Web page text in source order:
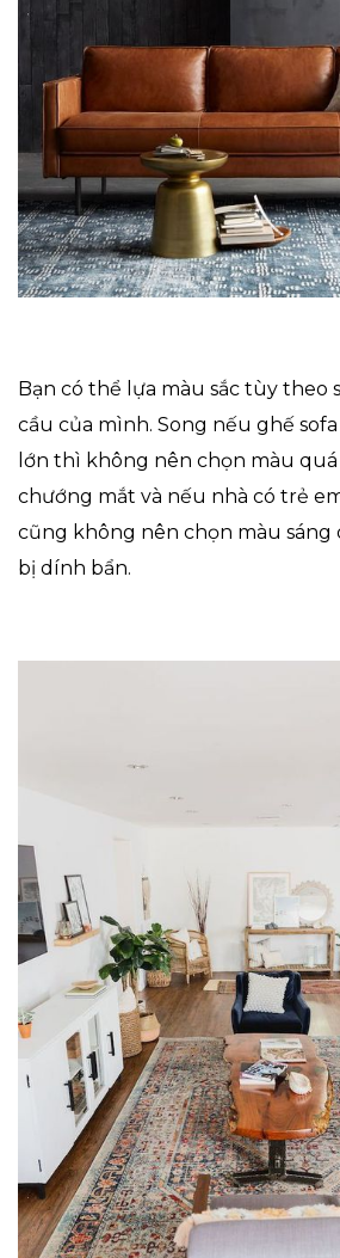
Bạn có thể lựa màu sắc tùy theo
cầu của mình. Song nếu ghế
lớn thì không nên chọn màu quá
chướng mắt và nếu nhà có trẻ
cũng không nên chọn màu sáng
bị dính bẩn.